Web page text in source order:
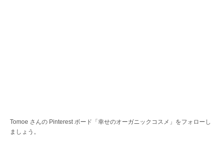
Tomoe さんの Pinterest ボード「幸せのオーガニックコスメ」をフォローし
ましょう。